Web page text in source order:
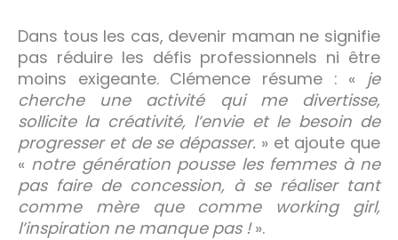
Dans tous les cas, devenir maman ne signifie
pas réduire les défis professionnels ni être
moins exigeante. Clémence résume : « je
cherche une
activité qui me divertisse,
sollicite la créativité, l’envie et le besoin de
progresser et de se dépasser. » et ajoute que
« notre génération pousse les femmes à ne
pas faire de concession, à se réaliser tant
comme mère que comme working girl,
l’inspiration ne manque pas !».